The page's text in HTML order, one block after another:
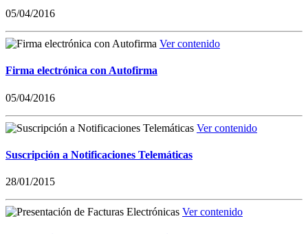
05/04/2016
Ver contenido
Firma electrónica con Autofirma
05/04/2016
Ver contenido
Suscripción a Notificaciones Telemáticas
28/01/2015
Ver contenido